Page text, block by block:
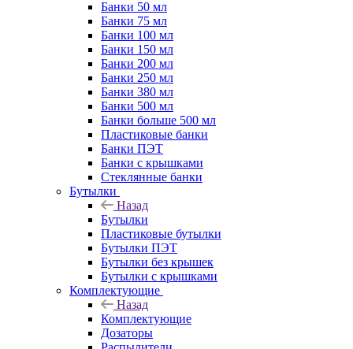
Банки 50 мл
Банки 75 мл
Банки 100 мл
Банки 150 мл
Банки 200 мл
Банки 250 мл
Банки 380 мл
Банки 500 мл
Банки больше 500 мл
Пластиковые банки
Банки ПЭТ
Банки с крышками
Стеклянные банки
Бутылки
Назад
Бутылки
Пластиковые бутылки
Бутылки ПЭТ
Бутылки без крышек
Бутылки с крышками
Комплектующие
Назад
Комплектующие
Дозаторы